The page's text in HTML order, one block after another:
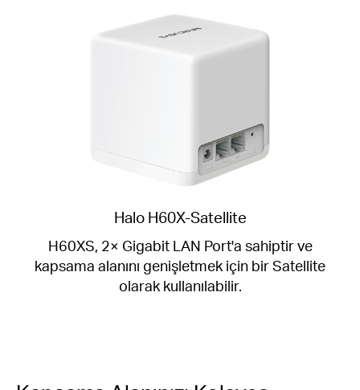
Halo H60X-Satellite
H60XS, 2× Gigabit LAN Port'a sahiptir ve
kapsama alanını genişletmek için bir Satellite
olarak kullanılabilir.